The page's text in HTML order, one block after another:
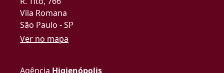
Vila Romana
São Paulo - SP
Ver no mapa
Agência Higienópolis